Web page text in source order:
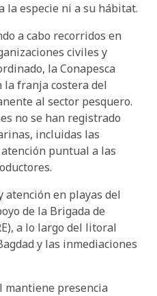
la especie ni a su hábitat.
a cabo recorridos en
civiles y
la Conapesca
franja costera del
al sector pesquero.
no se han registrado
incluidas las
puntual a las
atención en playas del
de la Brigada de
a lo largo del litoral
y las inmediaciones
presencia